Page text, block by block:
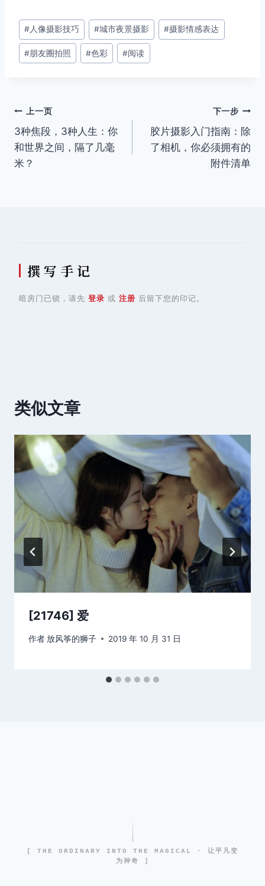
文
章
标
#人像摄影技巧 #城市夜景摄影 #摄影情感表达
#朋友圈拍照 #色彩 #阅读
文
章
导
上一页
3种焦段，3种人生：你
和世界之间，隔了几毫
米？
下一步
胶片摄影入门指南：除
了相机，你必须拥有的
附件清单
撰 写 手 记
暗房门已锁，请先 登录 或 注册 后留下您的印记。
类似文章
[21746] 爱
作者 放风筝的狮子 2019 年 10 月 31 日
[ THE ORDINARY INTO THE MAGICAL · 让平凡变
为神奇 ]